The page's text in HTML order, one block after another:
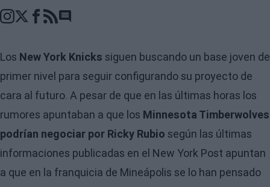
Go to comments seciton
Los New York Knicks siguen buscando un base joven de
primer nivel para seguir configurando su proyecto de
cara al futuro. A pesar de que en las últimas horas los
rumores apuntaban a que los Minnesota Timberwolves
podrían negociar por Ricky Rubio según las últimas
informaciones publicadas en el New York Post apuntan
a que en la franquicia de Mineápolis se lo han pensado